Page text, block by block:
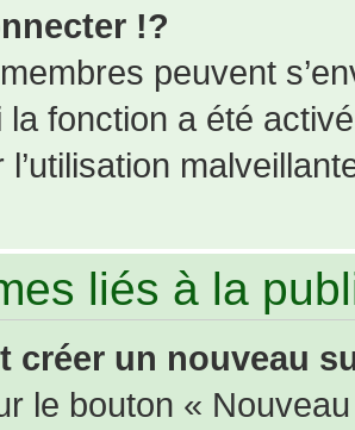
!?
peuvent
la fonction a été
l’utilisation
liés à la
créer un nouveau
le bouton «